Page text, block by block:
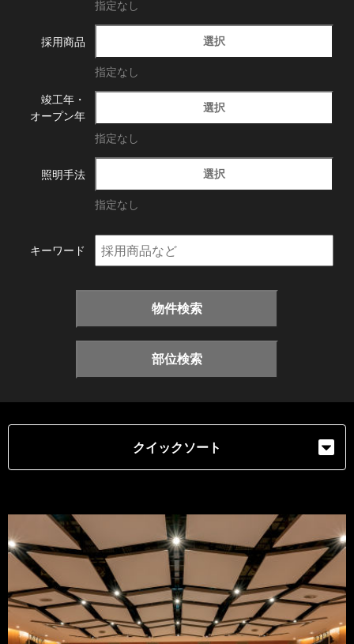
指定なし
採用商品 選択
指定なし
竣工年・
オープン年
選択
指定なし
照明手法 選択
指定なし
キーワード
物件検索
部位検索
クイックソート